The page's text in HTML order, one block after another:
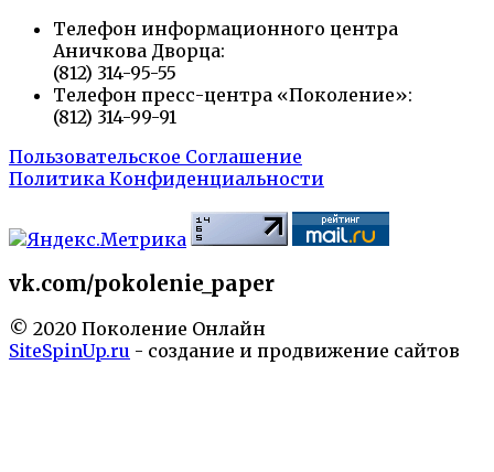
Телефон информационного центра
Аничкова Дворца:
(812) 314-95-55
Телефон пресс-центра «Поколение»:
(812) 314-99-91
Пользовательское Соглашение
Политика Конфиденциальности
vk.com/pokolenie_paper
© 2020 Поколение Онлайн
SiteSpinUp.ru - создание и продвижение сайтов